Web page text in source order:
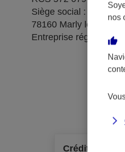
Siège social : 1, place
78160 Marly le Roi
Entreprise régie par
Crédit à la
nos